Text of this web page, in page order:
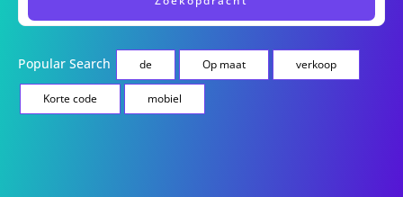
Popular Search de Op maat verkoop
Korte code mobiel